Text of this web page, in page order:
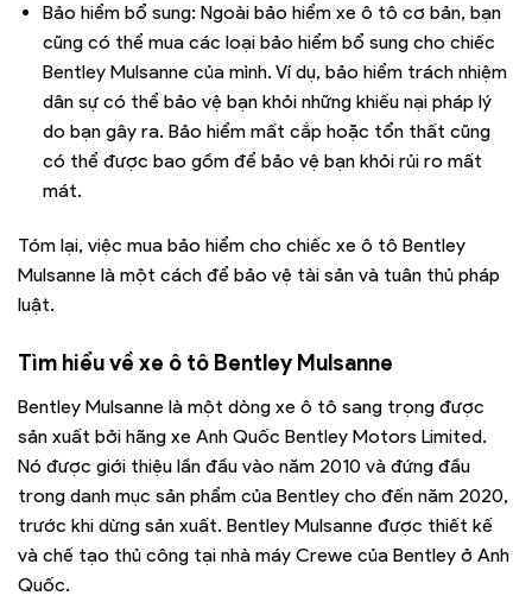
Bảo hiểm bổ sung: Ngoài bảo hiểm xe ô tô cơ bản, bạn
cũng có thể mua các loại bảo hiểm bổ sung cho chiếc
Bentley Mulsanne của mình. Ví dụ, bảo hiểm trách nhiệm
dân sự có thể bảo vệ bạn khỏi những khiếu nại pháp lý
do bạn gây ra. Bảo hiểm mất cắp hoặc tổn thất cũng
có thể được bao gồm để bảo vệ bạn khỏi rủi ro mất
mát.
Tóm lại, việc mua bảo hiểm cho chiếc xe ô tô Bentley
Mulsanne là một cách để bảo vệ tài sản và tuân thủ pháp
luật.
Tìm hiểu về xe ô tô Bentley Mulsanne
Bentley Mulsanne là một dòng xe ô tô sang trọng được
sản xuất bởi hãng xe Anh Quốc Bentley Motors Limited.
Nó được giới thiệu lần đầu vào năm 2010 và đứng đầu
trong danh mục sản phẩm của Bentley cho đến năm 2020,
trước khi dừng sản xuất. Bentley Mulsanne được thiết kế
và chế tạo thủ công tại nhà máy Crewe của Bentley ở Anh
Quốc.